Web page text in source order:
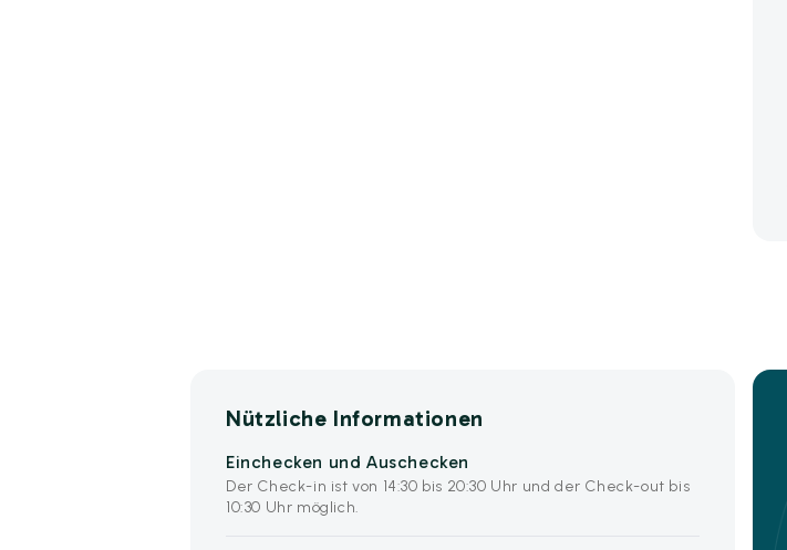
Nützliche Informationen
Einchecken und Auschecken
Der Check-in ist von 14:30 bis 20:30 Uhr und der Check-out bis
10:30 Uhr möglich.